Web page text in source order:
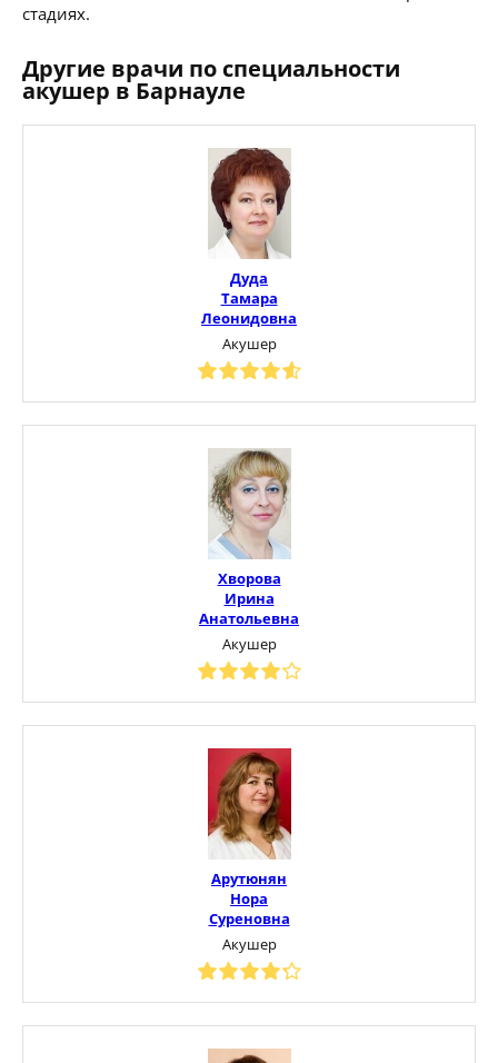
стадиях.
Другие врачи по специальности
акушер в Барнауле
Дуда
Тамара
Леонидовна
Акушер
Хворова
Ирина
Анатольевна
Акушер
Арутюнян
Нора
Суреновна
Акушер